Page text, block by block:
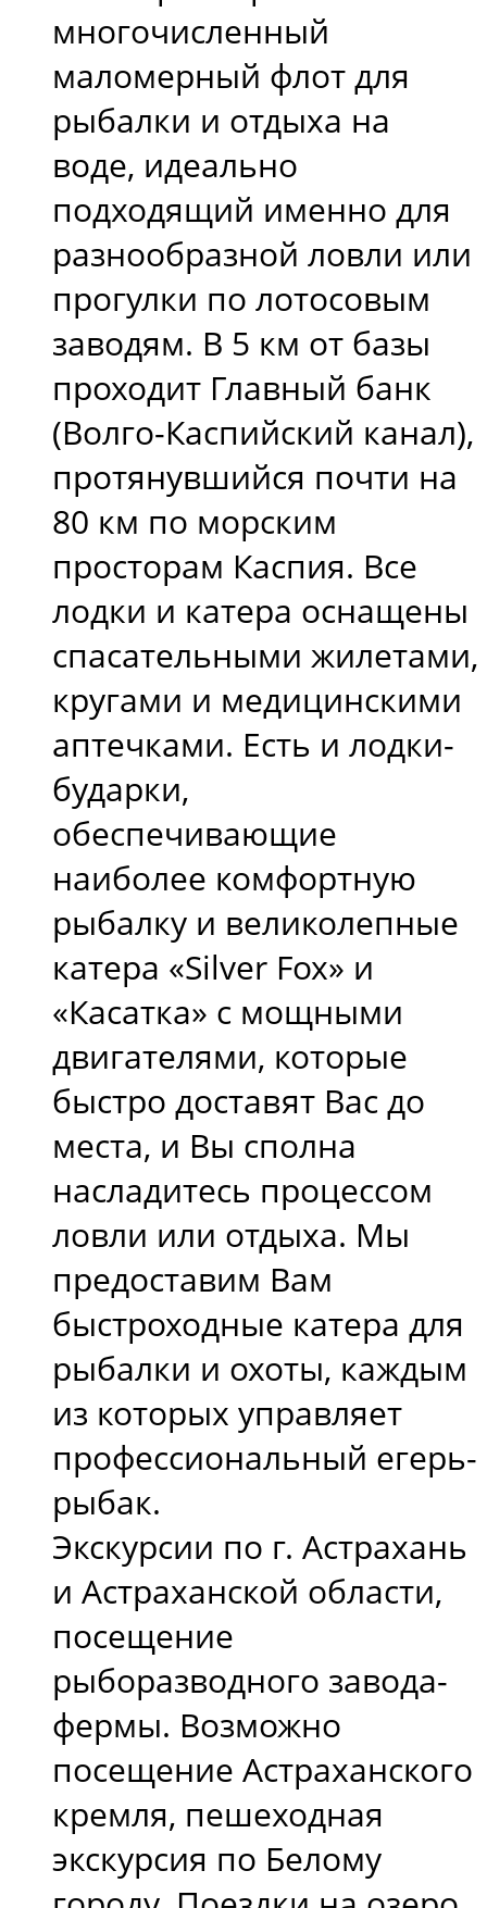
многочисленный
маломерный флот для
рыбалки и отдыха на
воде, идеально
подходящий именно для
разнообразной ловли или
прогулки по лотосовым
заводям. В 5 км от базы
проходит Главный банк
(Волго-Каспийский канал),
протянувшийся почти на
80 км по морским
просторам Каспия. Все
лодки и катера оснащены
спасательными жилетами,
кругами и медицинскими
аптечками. Есть и лодки-
бударки,
обеспечивающие
наиболее комфортную
рыбалку и великолепные
катера «Silver Fox» и
«Касатка» с мощными
двигателями, которые
быстро доставят Вас до
места, и Вы сполна
насладитесь процессом
ловли или отдыха. Мы
предоставим Вам
быстроходные катера для
рыбалки и охоты, каждым
из которых управляет
профессиональный егерь-
рыбак.
Экскурсии по г. Астрахань
и Астраханской области,
посещение
рыборазводного завода-
фермы. Возможно
посещение Астраханского
кремля, пешеходная
экскурсия по Белому